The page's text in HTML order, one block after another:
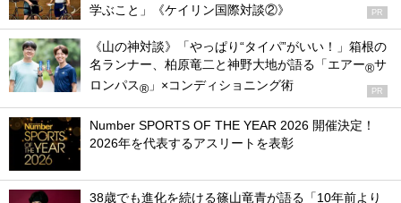
学ぶこと」《ケイリン国際対談②》
PR
《山の神対談》「やっぱり“タイパ”がいい！」箱根の
名ランナー、柏原竜二と神野大地が語る「エアー®サ
ロンパス® 」×コンディショニング術 PR
Number SPORTS OF THE YEAR 2026 開催決定！
2026年を代表するアスリートを表彰
38歳でも進化を続ける篠山竜青が語る「10年前より